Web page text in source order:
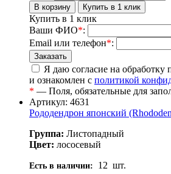
Купить в 1 клик
Ваши ФИО*:
Email или телефон*:
Я даю согласие на
и ознакомлен с политикой
* — Поля, обязательные для
Артикул: 4631
Рододендрон японский
Группа: Листопадный
Цвет: лососевый
Есть в наличии: 12 шт.